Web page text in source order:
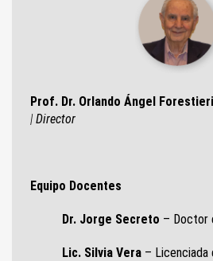
Prof. Dr. Orlando Ángel Forestieri
|Director
Equipo Docentes
Dr. Jorge Secreto – Doctor
Lic. Silvia Vera – Licenciada